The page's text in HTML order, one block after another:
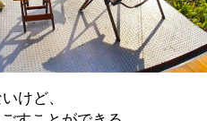
けど、